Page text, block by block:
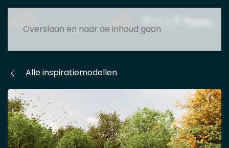
Overslaan en naar de inhoud gaan
Alle inspiratiemodellen